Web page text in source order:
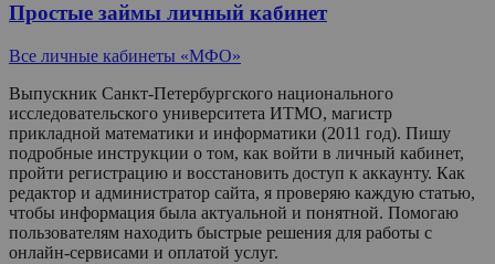
Простые займы личный кабинет
Все личные кабинеты «МФО»
Выпускник Санкт-Петербургского национального
исследовательского университета ИТМО, магистр
прикладной математики и информатики (2011 год). Пишу
подробные инструкции о том, как войти в личный кабинет,
пройти регистрацию и восстановить доступ к аккаунту. Как
редактор и администратор сайта, я проверяю каждую статью,
чтобы информация была актуальной и понятной. Помогаю
пользователям находить быстрые решения для работы с
онлайн-сервисами и оплатой услуг.